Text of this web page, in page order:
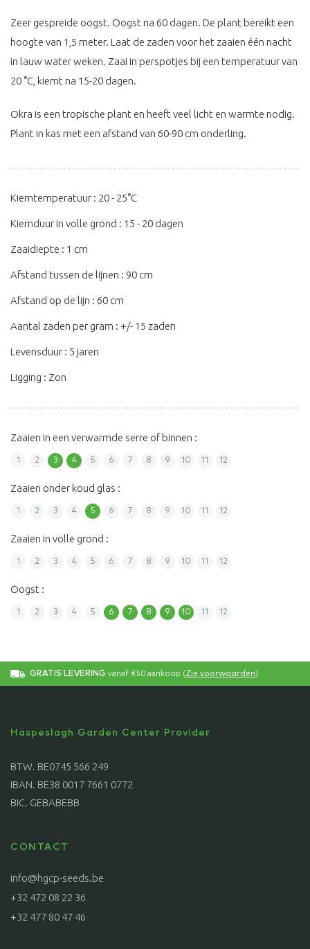
Zeer gespreide oogst. Oogst na 60 dagen. De plant bereikt een
hoogte van 1,5 meter. Laat de zaden voor het zaaien één nacht
in lauw water weken. Zaai in perspotjes bij een temperatuur van
20 °C, kiemt na 15-20 dagen.
Okra is een tropische plant en heeft veel licht en warmte nodig.
Plant in kas met een afstand van 60-90 cm onderling.
Kiemtemperatuur : 20 - 25°C
Kiemduur in volle grond : 15 - 20 dagen
Zaaidiepte : 1 cm
Afstand tussen de lijnen : 90 cm
Afstand op de lijn : 60 cm
Aantal zaden per gram : +/- 15 zaden
Levensduur : 5 jaren
Ligging : Zon
Zaaien in een verwarmde serre of binnen :
1 2 3 4 5 6 7 8 9 10 11 12
Zaaien onder koud glas :
1 2 3 4 5 6 7 8 9 10 11 12
Zaaien in volle grond :
1 2 3 4 5 6 7 8 9 10 11 12
Oogst :
1 2 3 4 5 6 7 8 9 10 11 12
GRATIS LEVERING vanaf €50 aankoop (Zie voorwaarden)
Haspeslagh Garden Center Provider
BTW. BE0745 566 249
IBAN. BE38 0017 7661 0772
BIC. GEBABEBB
CONTACT
info@hgcp-seeds.be
+32 472 08 22 36
+32 477 80 47 46